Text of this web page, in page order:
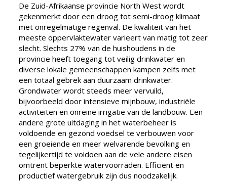
De Zuid-Afrikaanse provincie North West wordt
gekenmerkt door een droog tot semi-droog klimaat
met onregelmatige regenval. De kwaliteit van het
meeste oppervlaktewater varieert van matig tot zeer
slecht. Slechts 27% van de huishoudens in de
provincie heeft toegang tot veilig drinkwater en
diverse lokale gemeenschappen kampen zelfs met
een totaal gebrek aan duurzaam drinkwater.
Grondwater wordt steeds meer vervuild,
bijvoorbeeld door intensieve mijnbouw, industriële
activiteiten en onreine irrigatie van de landbouw. Een
andere grote uitdaging in het waterbeheer is
voldoende en gezond voedsel te verbouwen voor
een groeiende en meer welvarende bevolking en
tegelijkertijd te voldoen aan de vele andere eisen
omtrent beperkte watervoorraden. Efficiënt en
productief watergebruik zijn dus noodzakelijk.